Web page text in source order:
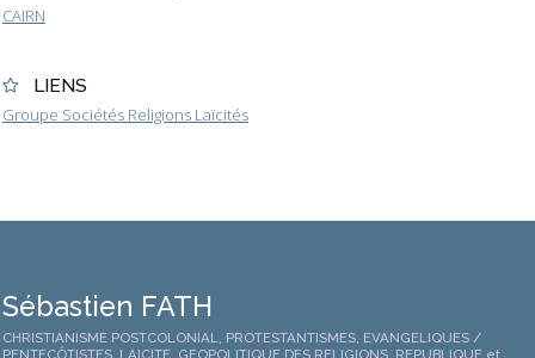
CAIRN
LIENS
Groupe Sociétés Religions Laïcités
Sébastien FATH
CHRISTIANISME POSTCOLONIAL, PROTESTANTISMES, EVANGELIQUES /